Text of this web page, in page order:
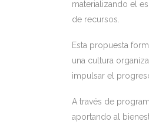
materializando el
de recursos.
Esta propuesta
una cultura
impulsar el
A través de
aportando al